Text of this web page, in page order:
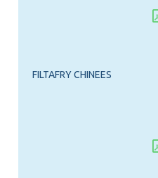
FILTAFRY CHINEES